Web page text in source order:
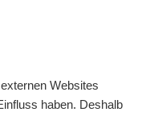
Websites
haben. Deshalb